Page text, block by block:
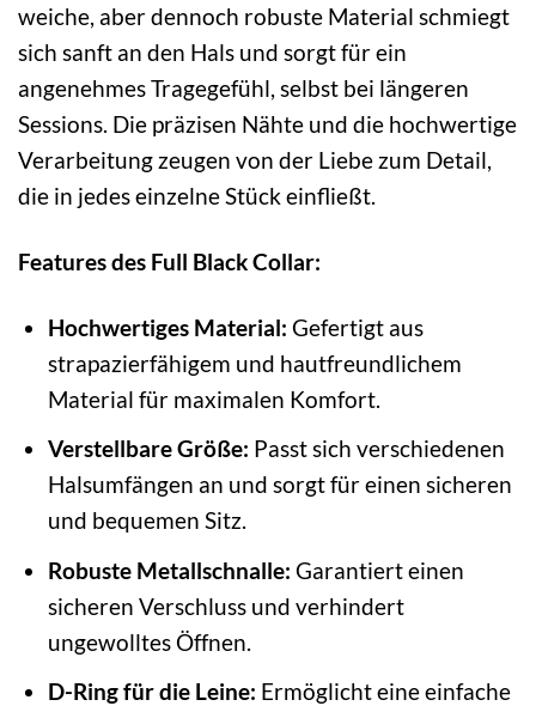
weiche, aber dennoch robuste Material schmiegt
sich sanft an den Hals und sorgt für ein
angenehmes Tragegefühl, selbst bei längeren
Sessions. Die präzisen Nähte und die hochwertige
Verarbeitung zeugen von der Liebe zum Detail,
die in jedes einzelne Stück einfließt.
Features des Full Black Collar:
Hochwertiges Material: Gefertigt aus
strapazierfähigem und hautfreundlichem
Material für maximalen Komfort.
Verstellbare Größe: Passt sich verschiedenen
Halsumfängen an und sorgt für einen sicheren
und bequemen Sitz.
Robuste Metallschnalle: Garantiert einen
sicheren Verschluss und verhindert
ungewolltes Öffnen.
D-Ring für die Leine: Ermöglicht eine einfache